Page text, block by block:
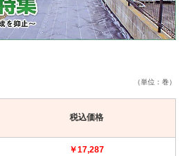
（単位：巻）
税込価格
￥17,287